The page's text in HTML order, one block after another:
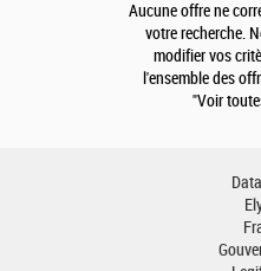
Aucune offre ne
votre recherche.
modifier vos
l'ensemble des
"Voir